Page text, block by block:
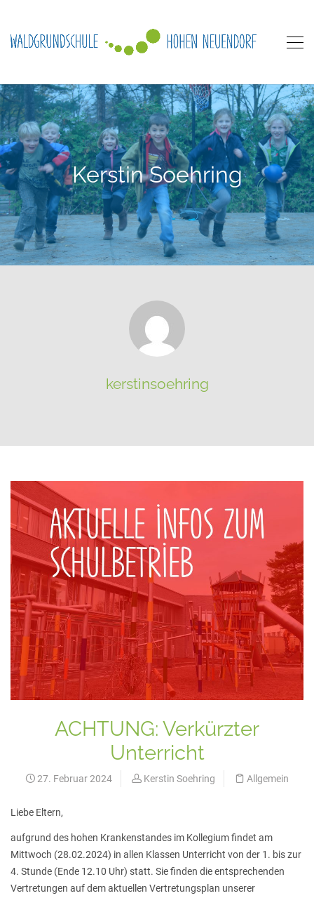
Kerstin Soehring
kerstinsoehring
ACHTUNG: Verkürzter
Unterricht
27. Februar 2024 Kerstin Soehring Allgemein
Liebe Eltern,
aufgrund des hohen Krankenstandes im Kollegium findet am
Mittwoch (28.02.2024) in allen Klassen Unterricht von der 1. bis zur
4. Stunde (Ende 12.10 Uhr) statt. Sie finden die entsprechenden
Vertretungen auf dem aktuellen Vertretungsplan unserer